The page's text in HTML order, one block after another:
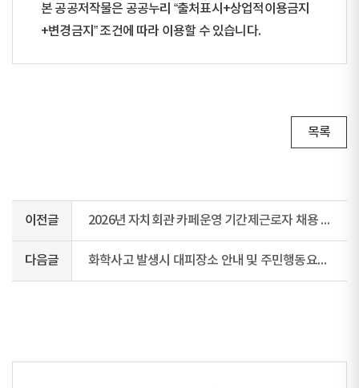
본 공공저작물은 공공누리 “출처표시+상업적이용금지
+변경금지” 조건에 따라 이용할 수 있습니다.
목록
이전글 2026년 자치회관 카페운영 기간제근로자 채용 공고
다음글 화학사고 발생시 대피장소 안내 및 주민행동요령 안내